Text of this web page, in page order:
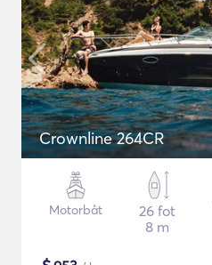
Crownline 264CR
Motorbåt
26 fot
8 m